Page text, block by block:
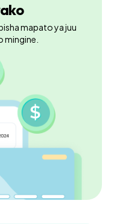
mapato ya juu
mingine.